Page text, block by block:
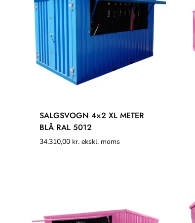
SALGSVOGN 4×2 XL METER
BLÅ RAL 5012
34.310,00 kr. ekskl. moms